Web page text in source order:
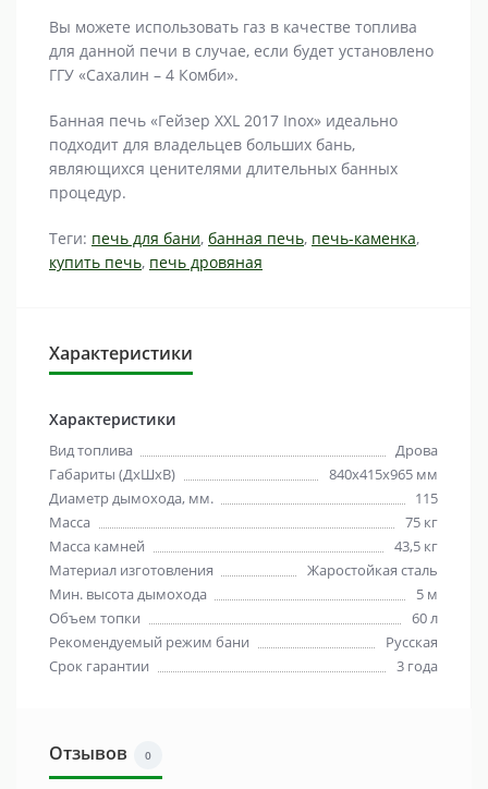
Вы можете использовать газ в качестве топлива
для данной печи в случае, если будет установлено
ГГУ «Сахалин – 4 Комби».
Банная печь «Гейзер XXL 2017 Inox» идеально
подходит для владельцев больших бань,
являющихся ценителями длительных банных
процедур.
Теги: печь для бани, банная печь, печь-каменка,
купить печь, печь дровяная
Характеристики
Характеристики
Вид топлива
Дрова
Габариты (ДхШхВ)
840х415х965 мм
Диаметр дымохода, мм.
115
Масса
75 кг
Масса камней
43,5 кг
Материал изготовления
Жаростойкая сталь
Мин. высота дымохода
5 м
Объем топки
60 л
Рекомендуемый режим бани
Русская
Срок гарантии
3 года
Отзывов 0